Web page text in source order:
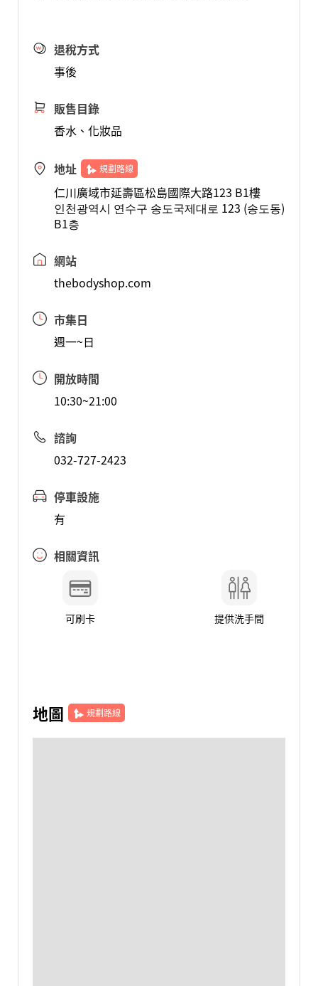
退稅方式
事後
販售目錄
香水、化妝品
地址 規劃路線
仁川廣域市延壽區松島國際大路123 B1樓
인천광역시 연수구 송도국제대로 123 (송도동)
B1층
網站
thebodyshop.com
市集日
週一~日
開放時間
10:30~21:00
諮詢
032-727-2423
停車設施
有
相關資訊
可刷卡 提供洗手間
地圖 規劃路線